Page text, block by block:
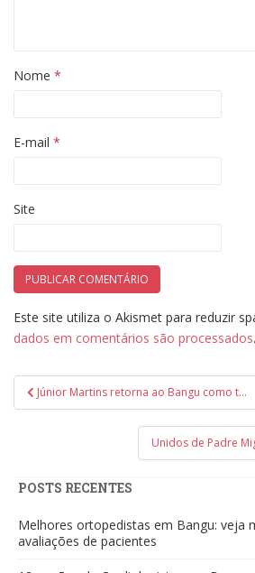
Nome *
E-mail *
Site
Este site utiliza o Akismet para reduzir
dados em comentários são processados.
Navegação
de
Júnior Martins retorna ao Bangu como técnico para a Copa Rio
POSTS RECENTES
Melhores ortopedistas em Bangu: veja
avaliações de pacientes